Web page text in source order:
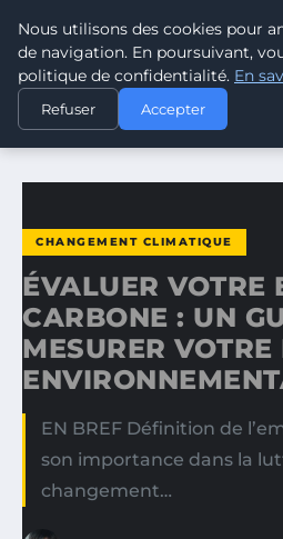
CLIMATE
ACCUEIL
CHANGEMENT
ÉVALUER VOTRE EMPREINTE
CHANGEMENT CLIMATIQUE
ÉVALUER VOTRE
CARBONE : UN
MESURER
EN BREF Définition de
son importance dans la
changement…
Nous utilisons des cookies pour
de navigation. En poursuivant,
politique de confidentialité. En
Refuser Accepter